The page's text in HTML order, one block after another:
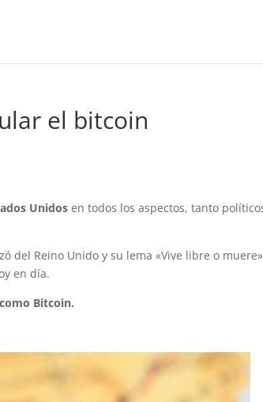
el bitcoin
Unidos en todos los aspectos, tanto
del Reino Unido y su lema «Vive libre o
en día.
Bitcoin.